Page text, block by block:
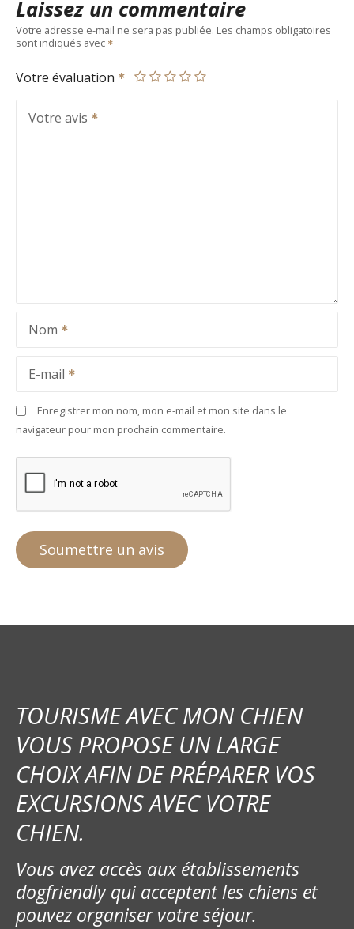
Laissez un commentaire
Votre adresse e-mail ne sera pas publiée. Les champs obligatoires
sont indiqués avec
Votre évaluation
Votre avis
Nom
E-mail
Enregistrer mon nom, mon e-mail et mon site dans le
navigateur pour mon prochain commentaire.
TOURISME AVEC MON CHIEN
VOUS PROPOSE UN LARGE
CHOIX AFIN DE PRÉPARER VOS
EXCURSIONS AVEC VOTRE
CHIEN.
Vous avez accès aux établissements
dogfriendly qui acceptent les chiens et
pouvez organiser votre séjour.